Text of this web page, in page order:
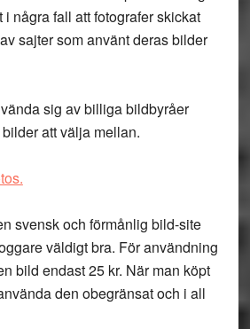
i några fall att fotografer skickat
sajter som använt deras bilder
sig av billiga bildbyråer
att välja mellan.
svensk och förmånlig bild-site
väldigt bra. För användning
bild endast 25 kr. När man köpt
den obegränsat och i all